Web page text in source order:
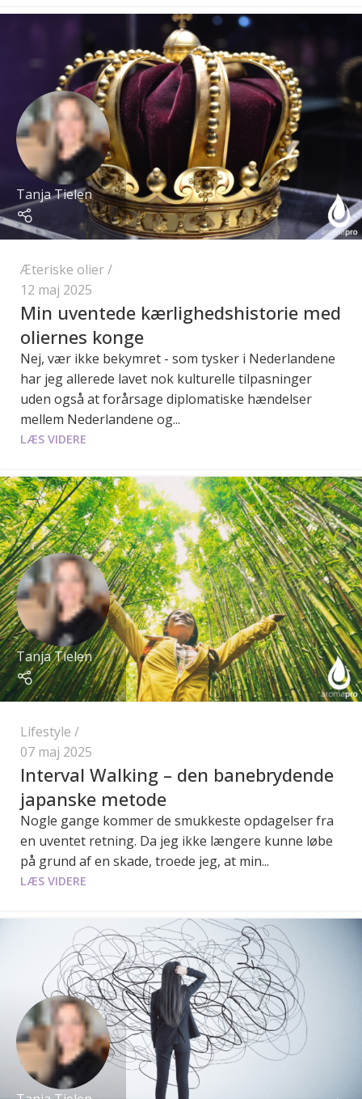
Tanja Tielen
Æteriske olier
12 maj 2025
Min uventede kærlighedshistorie med
oliernes konge
Nej, vær ikke bekymret - som tysker i Nederlandene
har jeg allerede lavet nok kulturelle tilpasninger
uden også at forårsage diplomatiske hændelser
mellem Nederlandene og...
LÆS VIDERE
Tanja Tielen
Lifestyle
07 maj 2025
Interval Walking – den banebrydende
japanske metode
Nogle gange kommer de smukkeste opdagelser fra
en uventet retning. Da jeg ikke længere kunne løbe
på grund af en skade, troede jeg, at min...
LÆS VIDERE